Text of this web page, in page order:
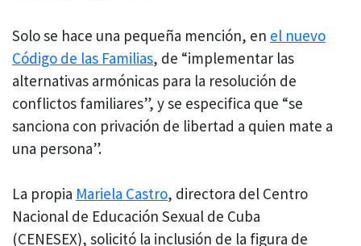
Solo se hace una pequeña mención, en el nuevo
Código de las Familias, de “implementar las
alternativas armónicas para la resolución de
conflictos familiares”, y se especifica que “se
sanciona con privación de libertad a quien mate a
una persona”.
La propia Mariela Castro, directora del Centro
Nacional de Educación Sexual de Cuba
(CENESEX), solicitó la inclusión de la figura de